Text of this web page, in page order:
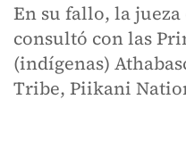
En su fallo, la
consultó con las
(indígenas)
Tribe, Piikani